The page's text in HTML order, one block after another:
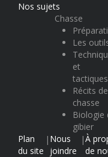
Nos sujets
Chasse
Les
et
tactiques
Récits de
chasse
Biologie
gibier
Plan
du site
| Nous
joindre
|À
de